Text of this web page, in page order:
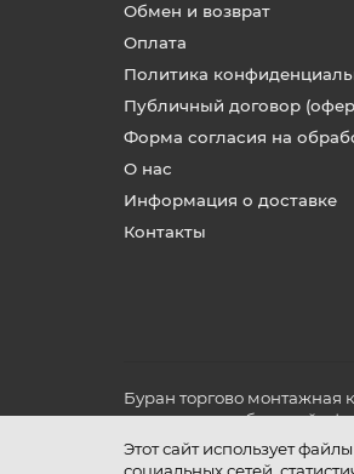
Этот сайт использует
Обмен и возврат
Оплата
Политика
Публичный договор
Форма согласия на
О нас
Информация о доставке
Контакты
Буран торгово монтажная
не является публичной
и условиях его